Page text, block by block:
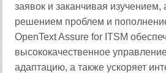
заявок и заканчивая изучением,
решением проблем и
OpenText Assure for ITSM
высококачественное
адаптацию, а также ускоряет